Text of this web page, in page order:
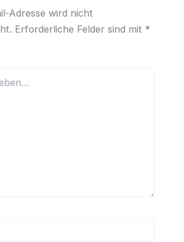
Adresse wird nicht
Erforderliche Felder sind mit *